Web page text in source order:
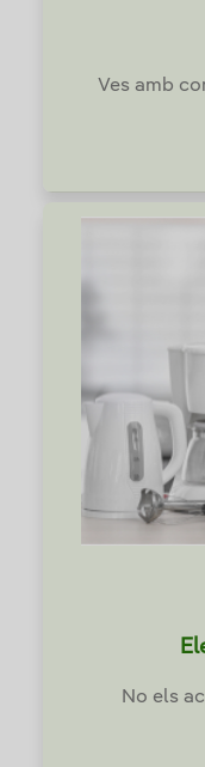
Ves amb
No els